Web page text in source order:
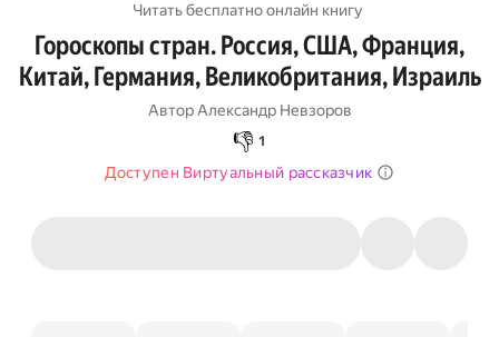
Читать бесплатно онлайн книгу
Гороскопы стран. Россия, США, Франция,
Китай, Германия, Великобритания, Израиль
Автор Александр Невзоров
👎 1
Доступен Виртуальный рассказчик